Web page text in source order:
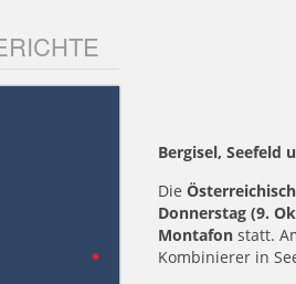
Bergisel, Seefeld
Die
Donnerstag (9.
Montafon statt.
Kombinierer in